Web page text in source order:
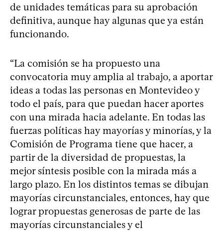
de unidades temáticas para su aprobación
definitiva, aunque hay algunas que ya están
funcionando.
“La comisión se ha propuesto una
convocatoria muy amplia al trabajo, a aportar
ideas a todas las personas en Montevideo y
todo el país, para que puedan hacer aportes
con una mirada hacia adelante. En todas las
fuerzas políticas hay mayorías y minorías, y la
Comisión de Programa tiene que hacer, a
partir de la diversidad de propuestas, la
mejor síntesis posible con la mirada más a
largo plazo. En los distintos temas se dibujan
mayorías circunstanciales, entonces, hay que
lograr propuestas generosas de parte de las
mayorías circunstanciales y el